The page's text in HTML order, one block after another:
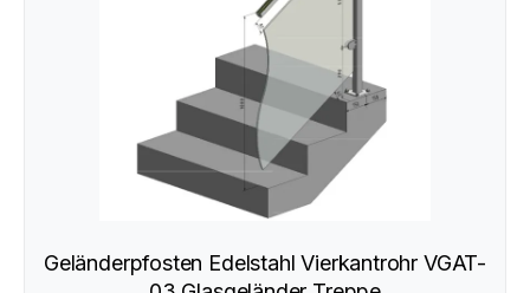
Geländerpfosten Edelstahl Vierkantrohr VGAT-